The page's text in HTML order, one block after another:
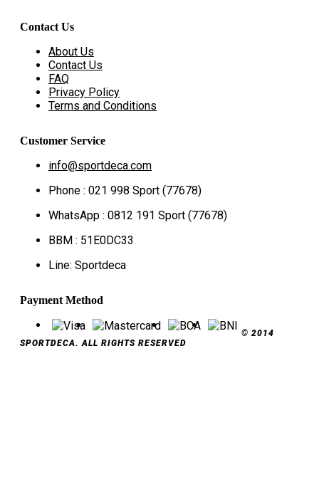
Contact Us
About Us
Contact Us
FAQ
Privacy Policy
Terms and Conditions
Customer Service
info@sportdeca.com
Phone : 021 998 Sport (77678)
WhatsApp : 0812 191 Sport (77678)
BBM : 51E0DC33
Line: Sportdeca
Payment Method
© 2014
SPORTDECA. ALL RIGHTS RESERVED